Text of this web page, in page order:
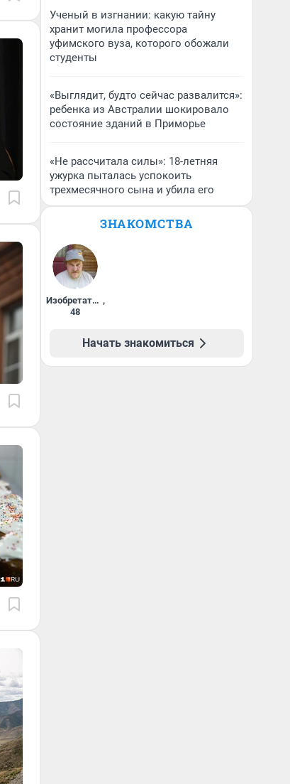
Ученый в изгнании: какую тайну
хранит могила профессора
уфимского вуза, которого обожали
студенты
«Выглядит, будто сейчас развалится»:
ребенка из Австралии шокировало
состояние зданий в Приморье
«Не рассчитала силы»: 18-летняя
ужурка пыталась успокоить
трехмесячного сына и убила его
ЗНАКОМСТВА
Изобретатель ,
48
Начать знакомиться